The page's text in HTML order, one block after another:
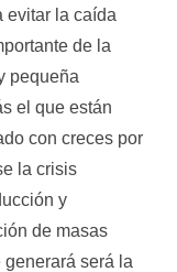
evitar la caída
de la
pequeña
el que están
con creces por
la crisis
y
de masas
será la